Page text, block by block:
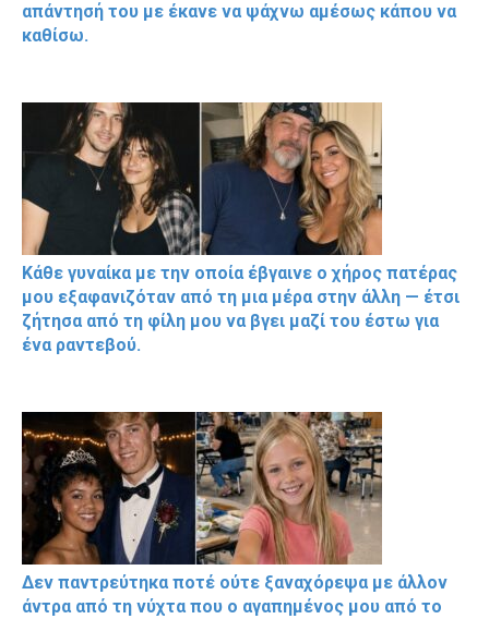
απάντησή του με έκανε να ψάχνω αμέσως κάπου να
καθίσω.
Κάθε γυναίκα με την οποία έβγαινε ο χήρος πατέρας
μου εξαφανιζόταν από τη μια μέρα στην άλλη — έτσι
ζήτησα από τη φίλη μου να βγει μαζί του έστω για
ένα ραντεβού.
Δεν παντρεύτηκα ποτέ ούτε ξαναχόρεψα με άλλον
άντρα από τη νύχτα που ο αγαπημένος μου από το